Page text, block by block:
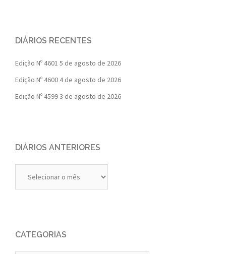
DIÁRIOS RECENTES
Edição Nº 4601 5 de agosto de 2026
Edição Nº 4600 4 de agosto de 2026
Edição Nº 45993 de agosto de 2026
DIÁRIOS ANTERIORES
Anteriores
CATEGORIAS